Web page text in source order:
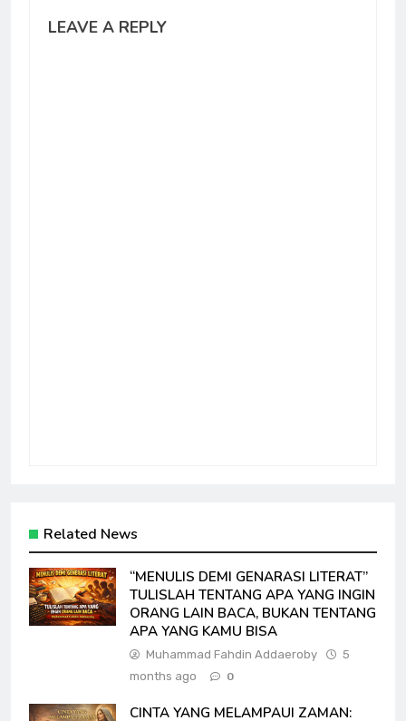
LEAVE A REPLY
Related News
“MENULIS DEMI GENARASI LITERAT”
TULISLAH TENTANG APA YANG INGIN
ORANG LAIN BACA, BUKAN TENTANG
APA YANG KAMU BISA
Muhammad Fahdin Addaeroby
5
months ago
0
CINTA YANG MELAMPAUI ZAMAN: